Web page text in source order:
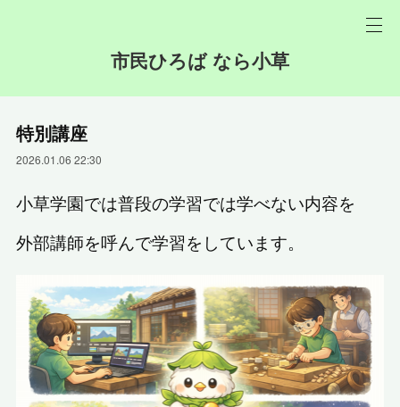
市民ひろば なら小草
特別講座
2026.01.06 22:30
小草学園では普段の学習では学べない内容を
外部講師を呼んで学習をしています。